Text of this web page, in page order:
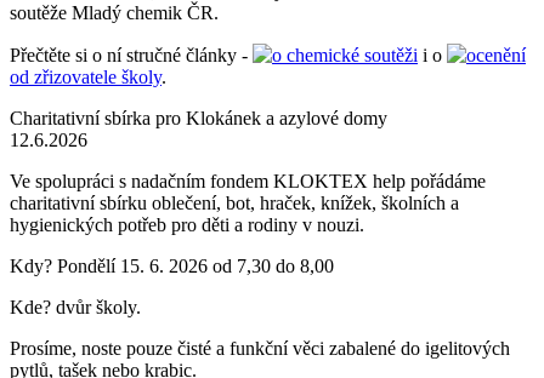
soutěže Mladý chemik ČR.
Přečtěte si o ní stručné články - o chemické soutěži i o
ocenění
od zřizovatele školy.
Charitativní sbírka pro Klokánek a azylové domy
12.6.2026
Ve spolupráci s nadačním fondem KLOKTEX help pořádáme
charitativní sbírku oblečení, bot, hraček, knížek, školních a
hygienických potřeb pro děti a rodiny v nouzi.
Kdy? Pondělí 15. 6. 2026 od 7,30 do 8,00
Kde? dvůr školy.
Prosíme, noste pouze čisté a funkční věci zabalené do igelitových
pytlů, tašek nebo krabic.